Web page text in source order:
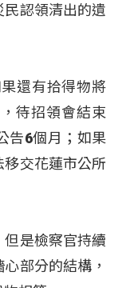
認領清出的遺
還有拾得物將
待招領會結束
告6個月；如果
交花蓮市公所
是檢察官持續
部分的結構，